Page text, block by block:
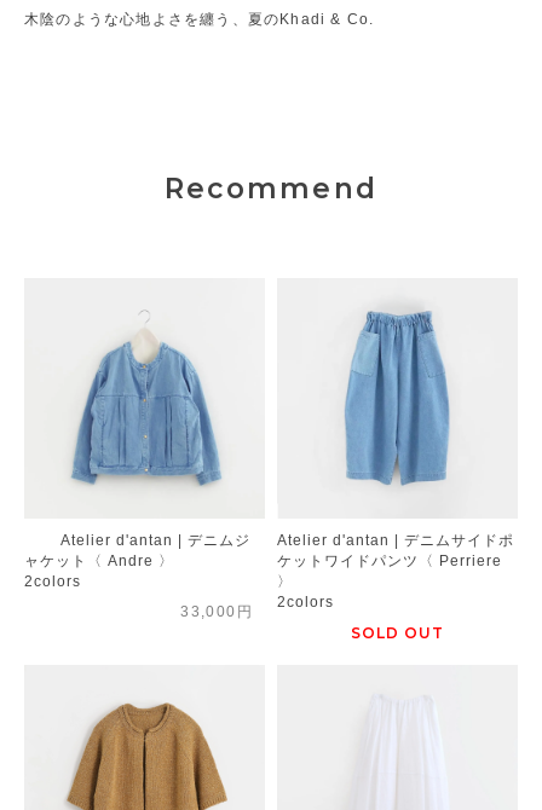
木陰のような心地よさを纏う、夏のKhadi & Co.
Recommend
Atelier d'antan | デニムジ
ャケット〈 Andre 〉
2colors
33,000円
Atelier d'antan | デニムサイドポ
ケットワイドパンツ〈 Perriere
〉
2colors
SOLD OUT